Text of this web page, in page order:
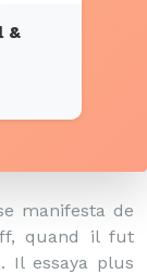
&
manifesta de
quand il fut
Il essaya plus